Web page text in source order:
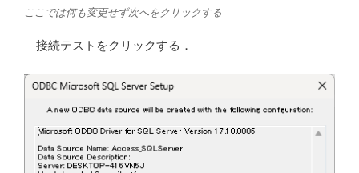
ここでは何も変更せず次へをクリックする
接続テストをクリックする．